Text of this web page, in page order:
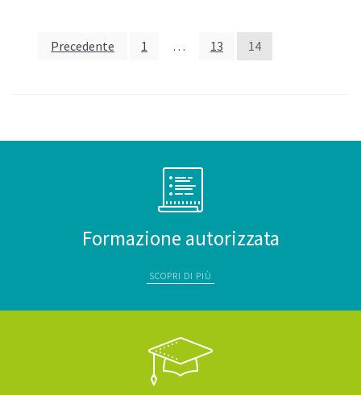
Precedente 1 … 13 14
Formazione autorizzata
SCOPRI DI PIÙ